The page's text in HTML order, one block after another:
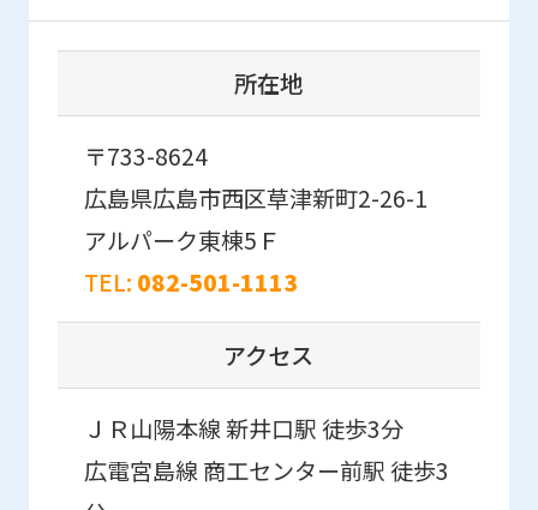
所在地
〒733-8624
広島県広島市西区草津新町2-26-1
アルパーク東棟5Ｆ
TEL: 082-501-1113
アクセス
ＪＲ山陽本線 新井口駅 徒歩3分
広電宮島線 商工センター前駅 徒歩3
translation
service,
the
version
of
this
website
will
be
translated
mechanically,